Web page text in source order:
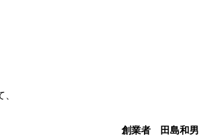
者 田島和男